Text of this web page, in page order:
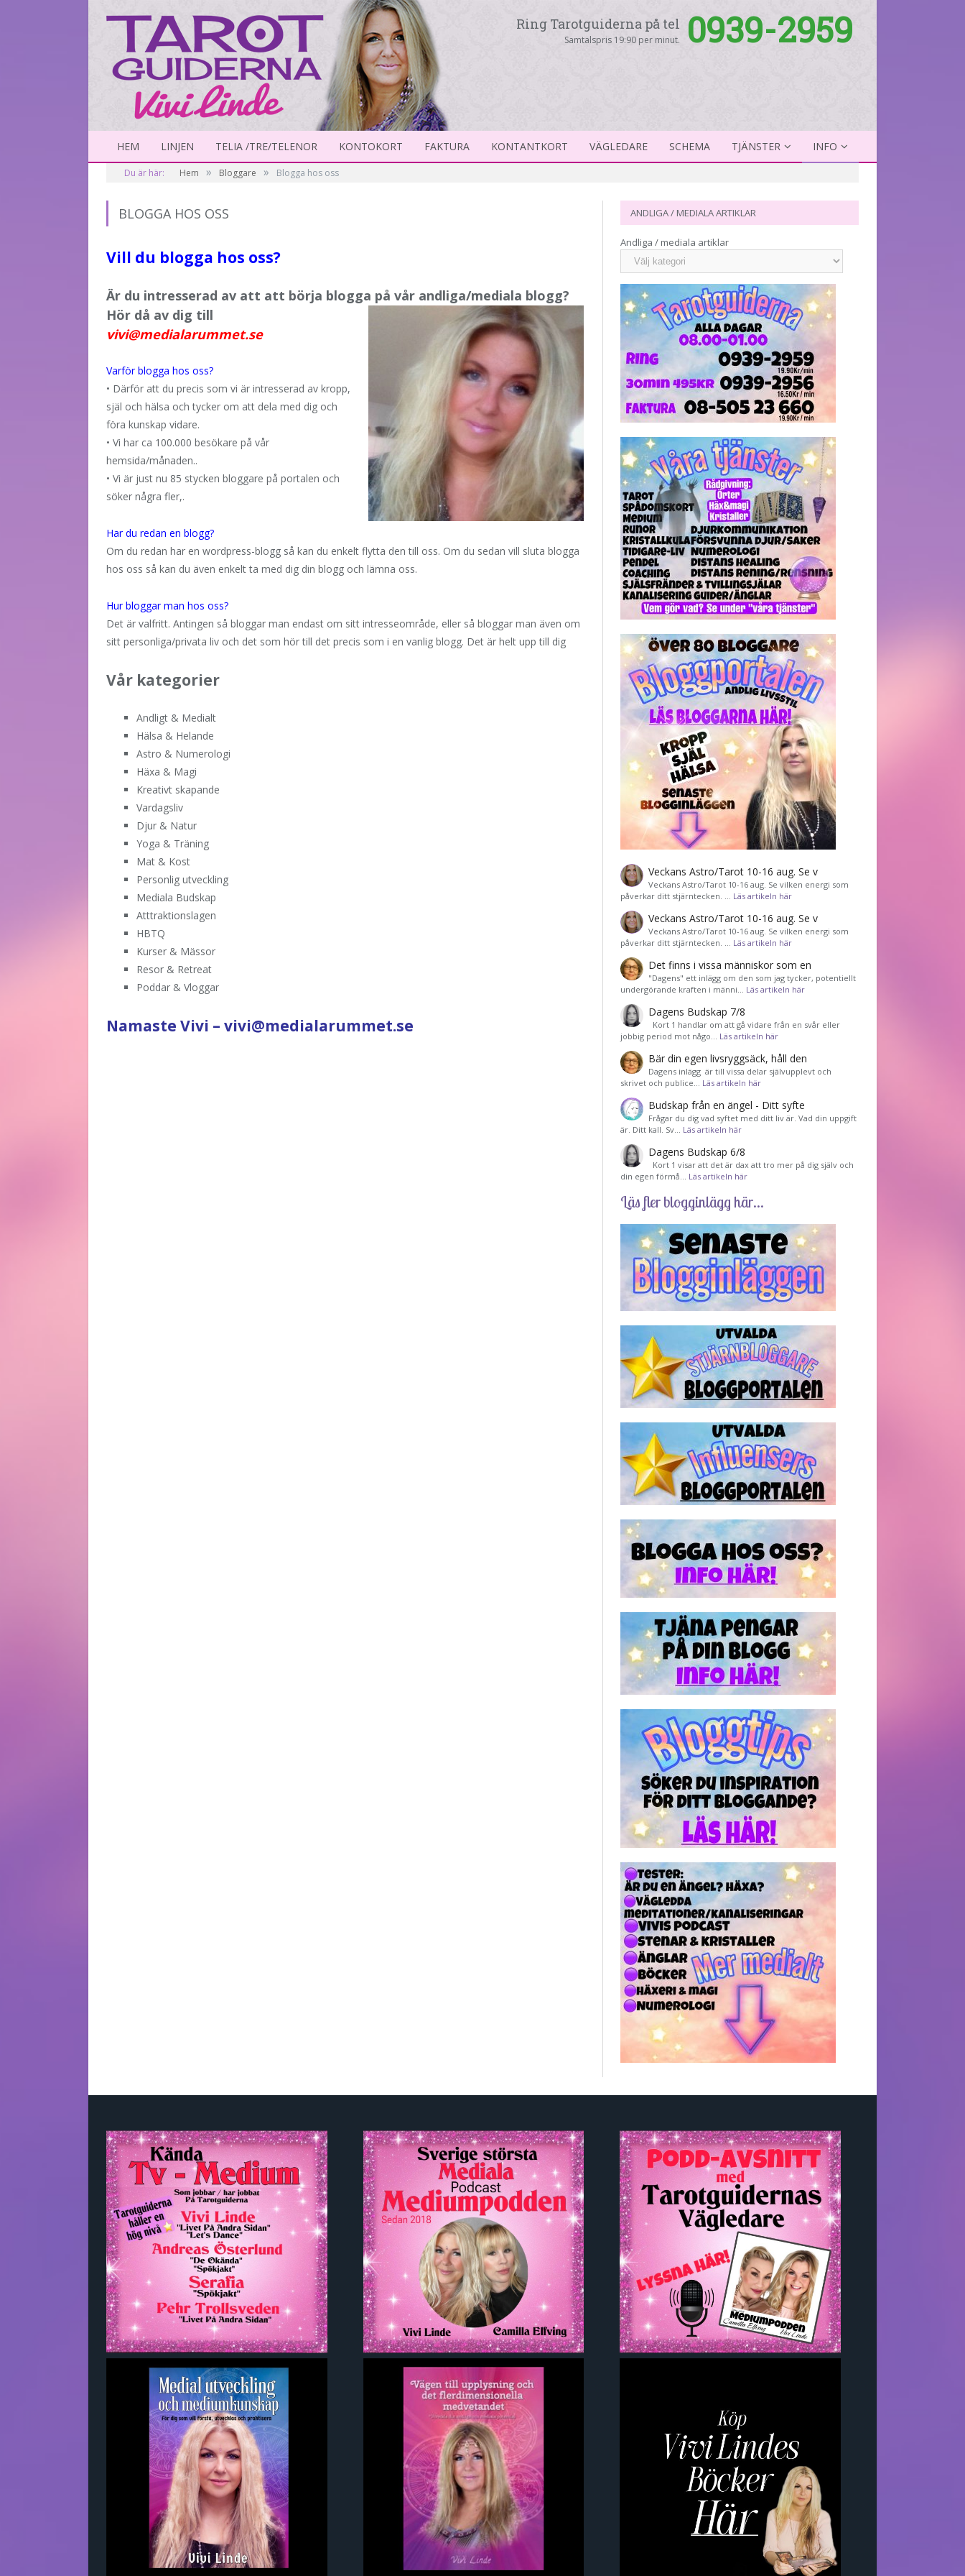
Ring Tarotguiderna på tel
Samtalspris 19:90 per minut. 0939-2959
HEM LINJEN TELIA /TRE/TELENOR KONTOKORT FAKTURA KONTANTKORT VÄGLEDARE SCHEMA TJÄNSTER INFO
Du är här: Hem » Bloggare » Blogga hos oss
BLOGGA HOS OSS
Vill du blogga hos oss?
Är du intresserad av att att börja blogga på vår andliga/mediala blogg?
Hör då av dig till
vivi@medialarummet.se
Varför blogga hos oss?
• Därför att du precis som vi är intresserad av kropp,
själ och hälsa och tycker om att dela med dig och
föra kunskap vidare.
• Vi har ca 100.000 besökare på vår
hemsida/månaden..
• Vi är just nu 85 stycken bloggare på portalen och
söker några fler,.
Har du redan en blogg?
Om du redan har en wordpress-blogg så kan du enkelt flytta den till oss. Om du sedan vill sluta blogga
hos oss så kan du även enkelt ta med dig din blogg och lämna oss.
Hur bloggar man hos oss?
Det är valfritt. Antingen så bloggar man endast om sitt intresseområde, eller så bloggar man även om
sitt personliga/privata liv och det som hör till det precis som i en vanlig blogg. Det är helt upp till dig
Vår kategorier
Andligt & Medialt
Hälsa & Helande
Astro & Numerologi
Häxa & Magi
Kreativt skapande
Vardagsliv
Djur & Natur
Yoga & Träning
Mat & Kost
Personlig utveckling
Mediala Budskap
Atttraktionslagen
HBTQ
Kurser & Mässor
Resor & Retreat
Poddar & Vloggar
Namaste Vivi – vivi@medialarummet.se
ANDLIGA / MEDIALA ARTIKLAR
Andliga / mediala artiklar
Veckans Astro/Tarot 10-16 aug. Se v
Veckans Astro/Tarot 10-16 aug. Se vilken energi som
påverkar ditt stjärntecken. … Läs artikeln här
Veckans Astro/Tarot 10-16 aug. Se v
Veckans Astro/Tarot 10-16 aug. Se vilken energi som
påverkar ditt stjärntecken. … Läs artikeln här
Det finns i vissa människor som en
"Dagens" ett inlägg om den som jag tycker, potentiellt
undergörande kraften i männi… Läs artikeln här
Dagens Budskap 7/8
Kort 1 handlar om att gå vidare från en svår eller
jobbig period mot någo… Läs artikeln här
Bär din egen livsryggsäck, håll den
Dagens inlägg är till vissa delar självupplevt och
skrivet och publice… Läs artikeln här
Budskap från en ängel - Ditt syfte
Frågar du dig vad syftet med ditt liv är. Vad din uppgift
är. Ditt kall. Sv… Läs artikeln här
Dagens Budskap 6/8
Kort 1 visar att det är dax att tro mer på dig själv och
din egen förmå… Läs artikeln här
Läs fler blogginlägg här...